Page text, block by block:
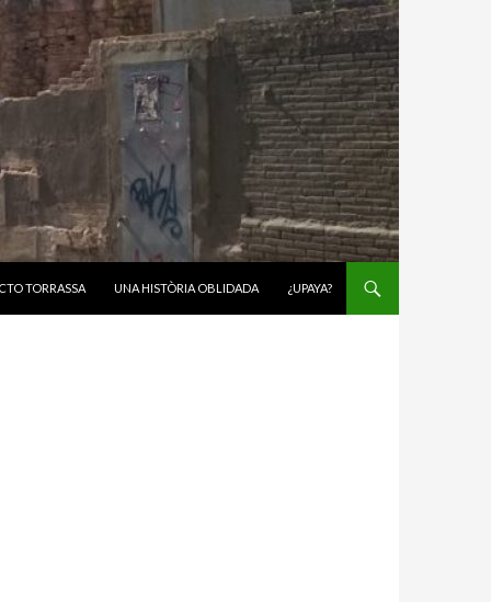
TORRASSA UNA HISTÒRIA OBLIDADA ¿UPAYA?